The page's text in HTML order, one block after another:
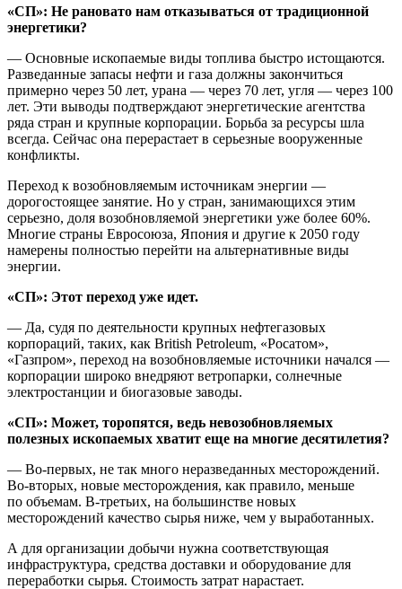
«СП»: Не рановато нам отказываться от традиционной
энергетики?
— Основные ископаемые виды топлива быстро истощаются.
Разведанные запасы нефти и газа должны закончиться
примерно через 50 лет, урана — через 70 лет, угля — через 100
лет. Эти выводы подтверждают энергетические агентства
ряда стран и крупные корпорации. Борьба за ресурсы шла
всегда. Сейчас она перерастает в серьезные вооруженные
конфликты.
Переход к возобновляемым источникам энергии —
дорогостоящее занятие. Но у стран, занимающихся этим
серьезно, доля возобновляемой энергетики уже более 60%.
Многие страны Евросоюза, Япония и другие к 2050 году
намерены полностью перейти на альтернативные виды
энергии.
«СП»: Этот переход уже идет.
— Да, судя по деятельности крупных нефтегазовых
корпораций, таких, как British Petroleum, «Росатом»,
«Газпром», переход на возобновляемые источники начался —
корпорации широко внедряют ветропарки, солнечные
электростанции и биогазовые заводы.
«СП»: Может, торопятся, ведь невозобновляемых
полезных ископаемых хватит еще на многие десятилетия?
— Во-первых, не так много неразведанных месторождений.
Во-вторых, новые месторождения, как правило, меньше
по объемам. В-третьих, на большинстве новых
месторождений качество сырья ниже, чем у выработанных.
А для организации добычи нужна соответствующая
инфраструктура, средства доставки и оборудование для
переработки сырья. Стоимость затрат нарастает.